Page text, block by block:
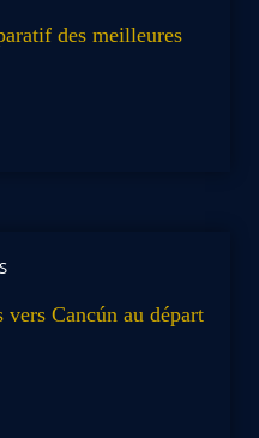
des meilleures
Cancún au départ